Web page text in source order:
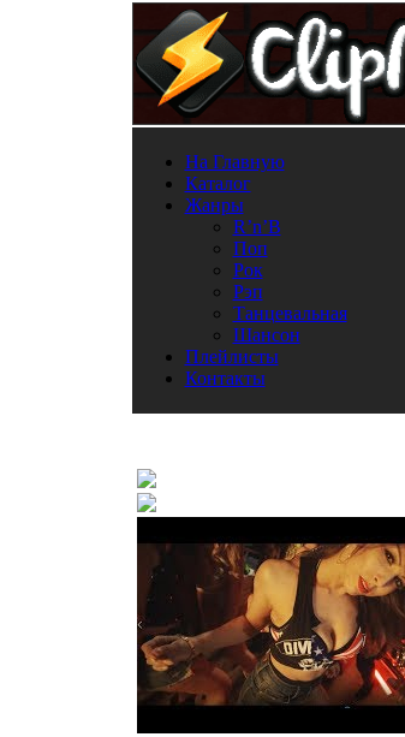
На Главную
Каталог
Жанры
R’n’B
Поп
Рок
Рэп
Танцевальная
Шансон
Плейлисты
Контакты